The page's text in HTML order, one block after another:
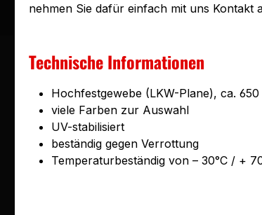
nehmen Sie dafür einfach mit uns Kontakt
Technische Informationen
Hochfestgewebe (LKW-Plane), ca. 650
viele Farben zur Auswahl
UV-stabilisiert
beständig gegen Verrottung
Temperaturbeständig von – 30°C / +